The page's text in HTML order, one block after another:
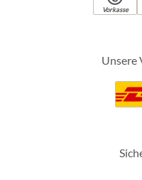
Vorkasse
Unsere